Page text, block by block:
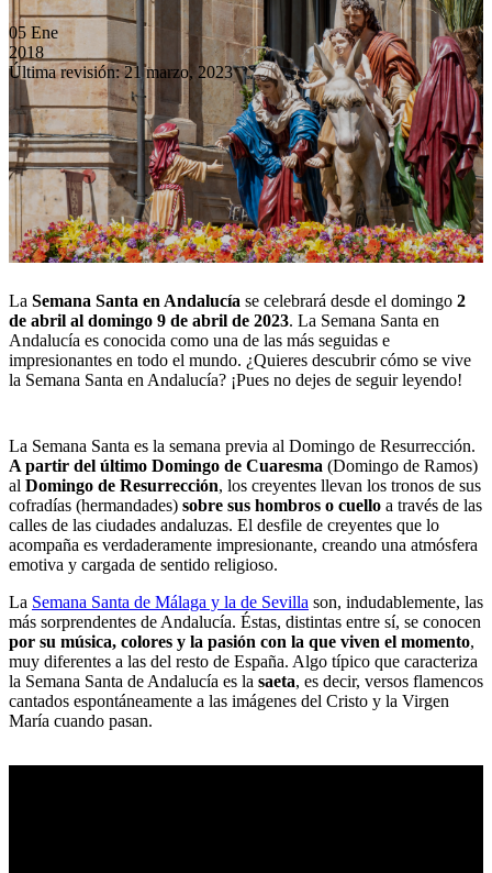
05 Ene
2018
Última revisión: 21 marzo, 2023
La Semana Santa en Andalucía se celebrará desde el domingo 2
de abril al domingo 9 de abril de 2023. La Semana Santa en
Andalucía es conocida como una de las más seguidas e
impresionantes en todo el mundo. ¿Quieres descubrir cómo se vive
la Semana Santa en Andalucía? ¡Pues no dejes de seguir leyendo!
La Semana Santa es la semana previa al Domingo de Resurrección.
A partir del último Domingo de Cuaresma (Domingo de Ramos)
al Domingo de Resurrección, los creyentes llevan los tronos de sus
cofradías (hermandades) sobre sus hombros o cuello a través de las
calles de las ciudades andaluzas. El desfile de creyentes que lo
acompaña es verdaderamente impresionante, creando una atmósfera
emotiva y cargada de sentido religioso.
La Semana Santa de Málaga y la de Sevilla son, indudablemente, las
más sorprendentes de Andalucía. Éstas, distintas entre sí, se conocen
por su música, colores y la pasión con la que viven el momento,
muy diferentes a las del resto de España. Algo típico que caracteriza
la Semana Santa de Andalucía es la saeta, es decir, versos flamencos
cantados espontáneamente a las imágenes del Cristo y la Virgen
María cuando pasan.